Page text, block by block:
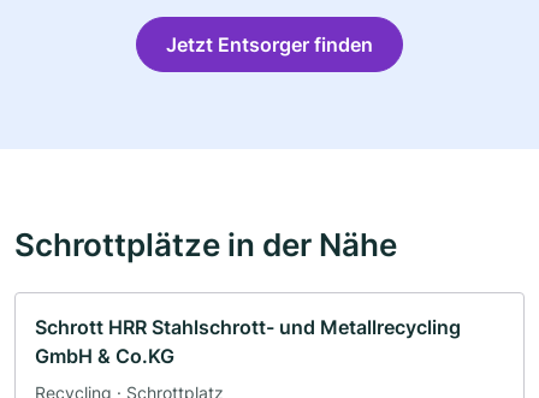
Jetzt Entsorger finden
Schrottplätze in der Nähe
Schrott HRR Stahlschrott- und Metallrecycling
GmbH & Co.KG
Recycling · Schrottplatz